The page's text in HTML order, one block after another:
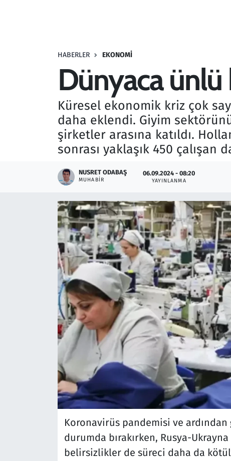
HABERLER EKONOMI
Dünyaca ünlü
Küresel ekonomik kriz çok
daha eklendi. Giyim
şirketler arasına katıldı.
sonrası yaklaşık 450 çalışan
NUSRET ODABAŞ
MUHABIR
06.09.2024 - 08:20
YAYINLANMA
Koronavirüs pandemisi ve
durumda bırakırken, Rusya-
belirsizlikler de süreci daha da
Savunma Sanayi
Seçim 2023
Teknoloji ve Bilim
Televizyon